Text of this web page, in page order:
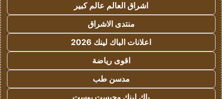
اشراق العالم عالم كبير
منتدى الاشراق
اعلانات الباك لينك 2026
اقوى رياضة
مدسن طب
باك لينك وجيست بوست